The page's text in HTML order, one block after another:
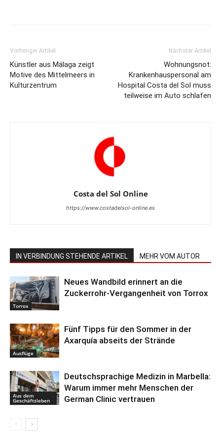
Vorheriger Artikel
Künstler aus Málaga zeigt
Motive des Mittelmeers in
Kulturzentrum
Nächster Artikel
Wohnungsnot:
Krankenhauspersonal am
Hospital Costa del Sol muss
teilweise im Auto schlafen
Costa del Sol Online
https://www.costadelsol-online.es
IN VERBINDUNG STEHENDE ARTIKEL MEHR VOM AUTOR
Torrox
Neues Wandbild erinnert an die
Zuckerrohr-Vergangenheit von Torrox
Ausflüge
Fünf Tipps für den Sommer in der
Axarquía abseits der Strände
Aus dem
Geschäftsleben
Deutschsprachige Medizin in Marbella:
Warum immer mehr Menschen der
German Clinic vertrauen